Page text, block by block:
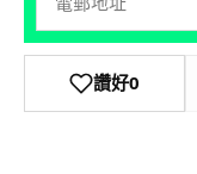
讚好0